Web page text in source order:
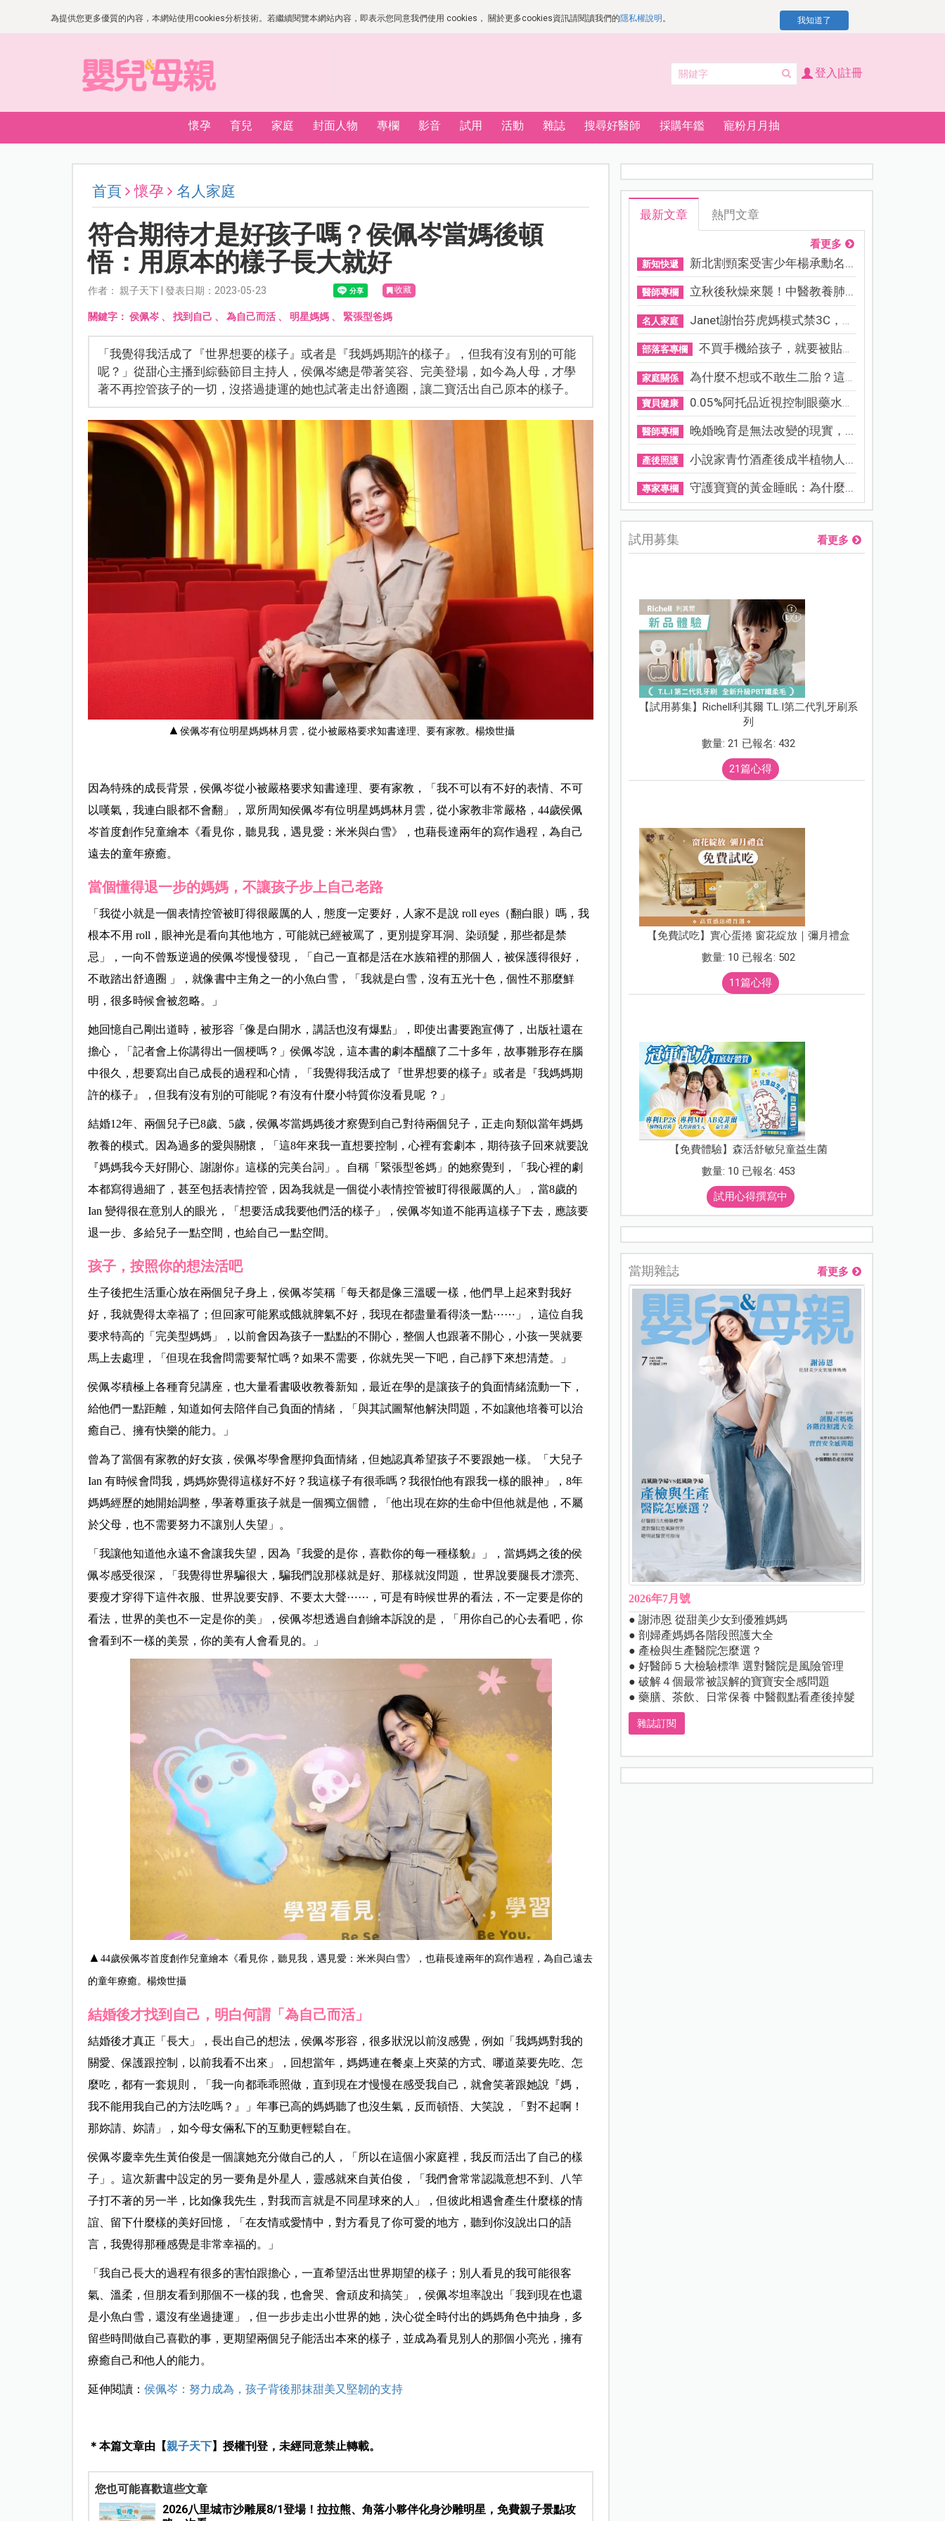
為提供您更多優質的內容，本網站使用cookies分析技術。若繼續閱覽本網站內容，即表示您同意我們使用 cookies， 關於更多cookies資訊請閱讀我們的隱私權說明 。 我知道了
登入|註冊
懷孕 育兒 家庭 封面人物 專欄 影音 試用 活動 雜誌 搜尋好醫師 採購年鑑 寵粉月月抽
首頁 懷孕 名人家庭
符合期待才是好孩子嗎？侯佩岑當媽後頓
悟：用原本的樣子長大就好
作者： 親子天下 | 發表日期：2023-05-23 收藏
關鍵字： 侯佩岑、 找到自己 、 為自己而活、 明星媽媽、 緊張型爸媽
「我覺得我活成了『世界想要的樣子』或者是『我媽媽期許的樣子』，但我有沒有別的可能
呢？」從甜心主播到綜藝節目主持人，侯佩岑總是帶著笑容、完美登場，如今為人母，才學
著不再控管孩子的一切，沒搭過捷運的她也試著走出舒適圈，讓二寶活出自己原本的樣子。
▲ 侯佩岑有位明星媽媽林月雲，從小被嚴格要求知書達理、要有家教。楊煥世攝
因為特殊的成長背景，侯佩岑從小被嚴格要求知書達理、要有家教，「我不可以有不好的表情、不可
以嘆氣，我連白眼都不會翻」，眾所周知侯佩岑有位明星媽媽林月雲，從小家教非常嚴格，44歲侯佩
岑首度創作兒童繪本《看見你，聽見我，遇見愛：米米與白雪》，也藉長達兩年的寫作過程，為自己
遠去的童年療癒。
當個懂得退一步的媽媽，不讓孩子步上自己老路
「我從小就是一個表情控管被盯得很嚴厲的人，態度一定要好，人家不是說 roll eyes（翻白眼）嗎，我
根本不用 roll，眼神光是看向其他地方，可能就已經被罵了，更別提穿耳洞、染頭髮，那些都是禁
忌」，一向不曾叛逆過的侯佩岑慢慢發現，「自己一直都是活在水族箱裡的那個人，被保護得很好，
不敢踏出舒適圈 」，就像書中主角之一的小魚白雪，「我就是白雪，沒有五光十色，個性不那麼鮮
明，很多時候會被忽略。」
她回憶自己剛出道時，被形容「像是白開水，講話也沒有爆點」，即使出書要跑宣傳了，出版社還在
擔心，「記者會上你講得出一個梗嗎？」侯佩岑說，這本書的劇本醞釀了二十多年，故事雛形存在腦
中很久，想要寫出自己成長的過程和心情，「我覺得我活成了『世界想要的樣子』或者是『我媽媽期
許的樣子』，但我有沒有別的可能呢？有沒有什麼小特質你沒看見呢 ？」
結婚12年、兩個兒子已8歲、5歲，侯佩岑當媽媽後才察覺到自己對待兩個兒子，正走向類似當年媽媽
教養的模式。因為過多的愛與關懷，「這8年來我一直想要控制，心裡有套劇本，期待孩子回來就要說
『媽媽我今天好開心、謝謝你』這樣的完美台詞」。自稱「緊張型爸媽」的她察覺到，「我心裡的劇
本都寫得過細了，甚至包括表情控管，因為我就是一個從小表情控管被盯得很嚴厲的人」，當8歲的
Ian 變得很在意別人的眼光，「想要活成我要他們活的樣子」，侯佩岑知道不能再這樣子下去，應該要
退一步、多給兒子一點空間，也給自己一點空間。
孩子，按照你的想法活吧
生子後把生活重心放在兩個兒子身上，侯佩岑笑稱「每天都是像三溫暖一樣，他們早上起來對我好
好，我就覺得太幸福了；但回家可能累或餓就脾氣不好，我現在都盡量看得淡一點⋯⋯」，這位自我
要求特高的「完美型媽媽」，以前會因為孩子一點點的不開心，整個人也跟著不開心，小孩一哭就要
馬上去處理，「但現在我會問需要幫忙嗎？如果不需要，你就先哭一下吧，自己靜下來想清楚。」
侯佩岑積極上各種育兒講座，也大量看書吸收教養新知，最近在學的是讓孩子的負面情緒流動一下，
給他們一點距離，知道如何去陪伴自己負面的情緒，「與其試圖幫他解決問題，不如讓他培養可以治
癒自己、擁有快樂的能力。」
曾為了當個有家教的好女孩，侯佩岑學會壓抑負面情緒，但她認真希望孩子不要跟她一樣。「大兒子
Ian 有時候會問我，媽媽妳覺得這樣好不好？我這樣子有很乖嗎？我很怕他有跟我一樣的眼神」，8年
媽媽經歷的她開始調整，學著尊重孩子就是一個獨立個體，「他出現在妳的生命中但他就是他，不屬
於父母，也不需要努力不讓別人失望」。
「我讓他知道他永遠不會讓我失望，因為『我愛的是你，喜歡你的每一種樣貌』」，當媽媽之後的侯
佩岑感受很深，「我覺得世界騙很大，騙我們說那樣就是好、那樣就沒問題， 世界說要腿長才漂亮、
要瘦才穿得下這件衣服、世界說要安靜、不要太大聲⋯⋯，可是有時候世界的看法，不一定要是你的
看法，世界的美也不一定是你的美」，侯佩岑想透過自創繪本訴說的是，「用你自己的心去看吧，你
會看到不一樣的美景，你的美有人會看見的。」
▲ 44歲侯佩岑首度創作兒童繪本《看見你，聽見我，遇見愛：米米與白雪》，也藉長達兩年的寫作過程，為自己遠去
的童年療癒。楊煥世攝
結婚後才找到自己，明白何謂「為自己而活」
結婚後才真正「長大」，長出自己的想法，侯佩岑形容，很多狀況以前沒感覺，例如「我媽媽對我的
關愛、保護跟控制，以前我看不出來」，回想當年，媽媽連在餐桌上夾菜的方式、哪道菜要先吃、怎
麼吃，都有一套規則，「我一向都乖乖照做，直到現在才慢慢在感受我自己，就會笑著跟她說『媽，
我不能用我自己的方法吃嗎？』」年事已高的媽媽聽了也沒生氣，反而頓悟、大笑說，「對不起啊！
那妳請、妳請」，如今母女倆私下的互動更輕鬆自在。
侯佩岑慶幸先生黃伯俊是一個讓她充分做自己的人，「所以在這個小家庭裡，我反而活出了自己的樣
子」。這次新書中設定的另一要角是外星人，靈感就來自黃伯俊，「我們會常常認識意想不到、八竿
子打不著的另一半，比如像我先生，對我而言就是不同星球來的人」，但彼此相遇會產生什麼樣的情
誼、留下什麼樣的美好回憶，「在友情或愛情中，對方看見了你可愛的地方，聽到你沒說出口的語
言，我覺得那種感覺是非常幸福的。」
「我自己長大的過程有很多的害怕跟擔心，一直希望活出世界期望的樣子；別人看見的我可能很客
氣、溫柔，但朋友看到那個不一樣的我，也會哭、會頑皮和搞笑」，侯佩岑坦率說出「我到現在也還
是小魚白雪，還沒有坐過捷運」，但一步步走出小世界的她，決心從全時付出的媽媽角色中抽身，多
留些時間做自己喜歡的事，更期望兩個兒子能活出本來的樣子，並成為看見別人的那個小亮光，擁有
療癒自己和他人的能力。
延伸閱讀： 侯佩岑：努力成為，孩子背後那抹甜美又堅韌的支持
＊本篇文章由【親子天下】授權刊登，未經同意禁止轉載。
您也可能喜歡這些文章
2026八里城市沙雕展8/1登場！拉拉熊、角落小夥伴化身沙雕明星，免費親子景點攻
最新文章 熱門文章
看更多
新知快遞 新北割頸案受害少年楊承勳名...
醫師專欄 立秋後秋燥來襲！中醫教養肺...
名人家庭 Janet謝怡芬虎媽模式禁3C，看...
部落客專欄 不買手機給孩子，就要被貼「...
家庭關係 為什麼不想或不敢生二胎？這8...
寶貝健康 0.05%阿托品近視控制眼藥水納...
醫師專欄 晚婚晚育是無法改變的現實，...
產後照護 小說家青竹酒產後成半植物人...
專家專欄 守護寶寶的黃金睡眠：為什麼...
試用募集 看更多
【試用募集】Richell利其爾 T.L.I第二代乳牙刷系
列
數量: 21 已報名: 432
21篇心得
【免費試吃】實心蛋捲 窗花綻放｜彌月禮盒
數量: 10 已報名: 502
11篇心得
【免費體驗】森活舒敏兒童益生菌
數量: 10 已報名: 453
試用心得撰寫中
當期雜誌 看更多
2026年7月號
● 謝沛恩 從甜美少女到優雅媽媽
● 剖婦產媽媽各階段照護大全
● 產檢與生產醫院怎麼選？
● 好醫師５大檢驗標準 選對醫院是風險管理
● 破解４個最常被誤解的寶寶安全感問題
● 藥膳、茶飲、日常保養 中醫觀點看產後掉髮
雜誌訂閱